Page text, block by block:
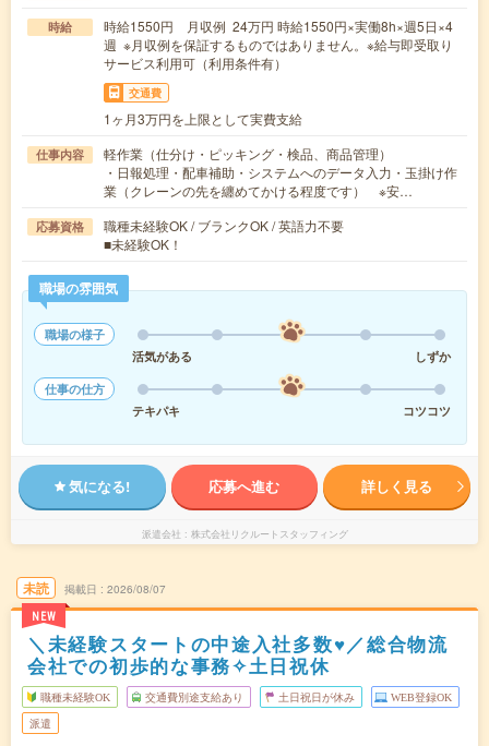
時給
時給1550円 月収例 24万円 時給1550円×実働8h×週5日×4
週 ※月収例を保証するものではありません。※給与即受取り
サービス利用可（利用条件有）
交通費
1ヶ月3万円を上限として実費支給
仕事内容
軽作業（仕分け・ピッキング・検品、商品管理）
・日報処理・配車補助・システムへのデータ入力・玉掛け作
業（クレーンの先を纏めてかける程度です） ※安…
応募資格
職種未経験OK / ブランクOK / 英語力不要
■未経験OK！
職場の雰囲気
職場の様子
活気がある
しずか
仕事の仕方
テキパキ
コツコツ
気になる! 応募へ進む 詳しく見る
派遣会社 株式会社リクルートスタッフィング
未読
NEW
掲載日 2026/08/07
＼未経験スタートの中途入社多数♥／総合物流
会社での初歩的な事務✧土日祝休
職種未経験OK 交通費別途支給あり 土日祝日が休み WEB登録OK
派遣